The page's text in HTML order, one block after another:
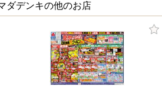
ダデンキの他のお店